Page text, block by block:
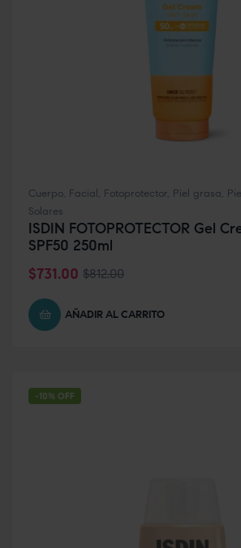
Cuerpo, Facial , Fotoprotector, Piel grasa,
Solares
ISDIN FOTOPROTECTOR Gel
SPF50 250ml
$812.00
$731.00
AÑADIR AL CARRITO
-10% OFF